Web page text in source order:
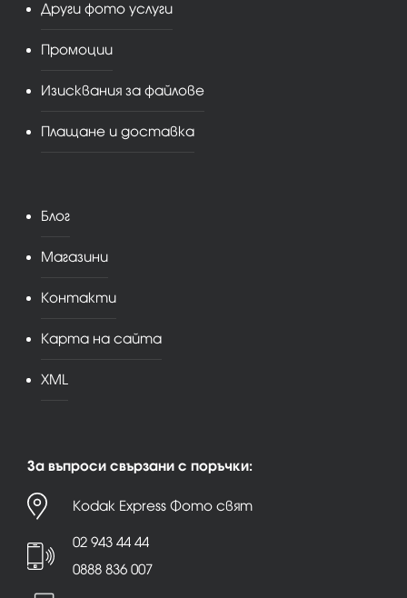
Други фото услуги
Промоции
Изисквания за файлове
Плащане и доставка
Блог
Магазини
Контакти
Карта на сайта
XML
За въпроси свързани с поръчки:
Kodak Express Фото свят
02 943 44 44
0888 836 007